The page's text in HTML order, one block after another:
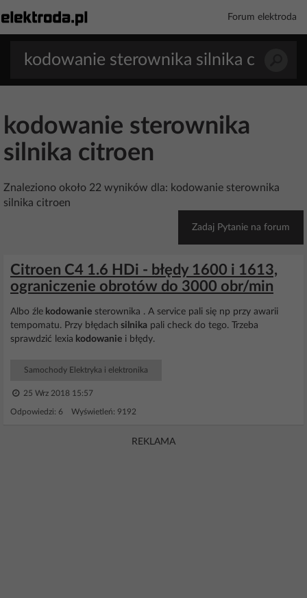
Forum elektroda
kodowanie sterownika
silnika citroen
Znaleziono około 22 wyników dla: kodowanie sterownika
silnika citroen
Zadaj Pytanie na forum
Citroen C4 1.6 HDi - błędy 1600 i 1613,
ograniczenie obrotów do 3000 obr/min
Albo źle kodowanie sterownika . A service pali się np przy awarii
tempomatu. Przy błędach silnika pali check do tego. Trzeba
sprawdzić lexia kodowanie i błędy.
Samochody Elektryka i elektronika
25 Wrz 2018 15:57
Odpowiedzi: 6 Wyświetleń: 9192
REKLAMA